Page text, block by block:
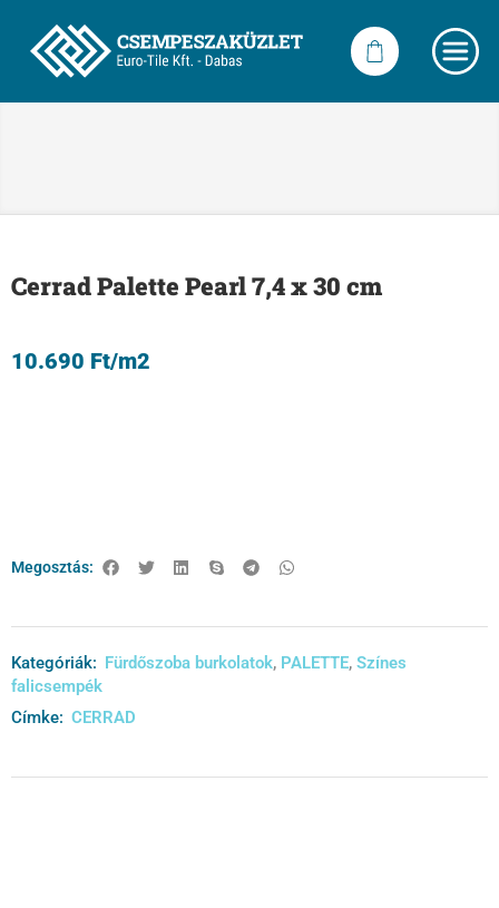
Cerrad Palette Pearl 7,4 x 30 cm
10.690 Ft/m2
Megosztás:
Kategóriák: Fürdőszoba burkolatok, PALETTE, Színes
falicsempék
Címke: CERRAD